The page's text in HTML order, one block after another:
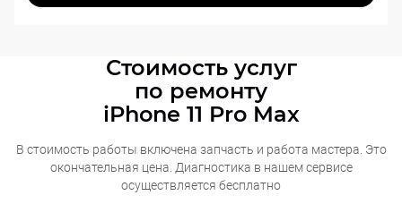
Стоимость услуг
по ремонту
iPhone 11 Pro Max
В стоимость работы включена запчасть и работа мастера. Это
окончательная цена. Диагностика в нашем сервисе
осуществляется бесплатно